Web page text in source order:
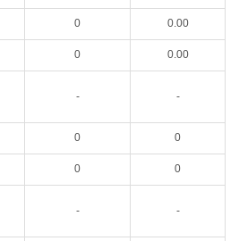
0 0.00
0 0.00
- -
0 0
0 0
- -